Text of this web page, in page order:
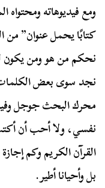
ومع فيديوهاته ومحتواه
كتابًا يحمل عنوان” من
نحكم من هو ومن يكون
نجد سوى بعض الكلمات
محرك البحث جوجل
نفسي، ولا أحب أن
القرآن الكريم وكم
بل وأحيانا أطير.